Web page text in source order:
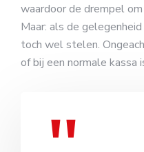
waardoor de drempel
Maar: als de
toch wel stelen.
of bij een normale kassa